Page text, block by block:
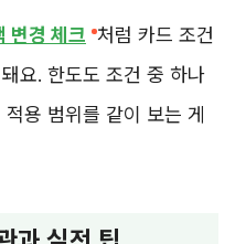
변경 체크 처럼 카드 조건
요. 한도도 조건 중 하나
용 범위를 같이 보는 게